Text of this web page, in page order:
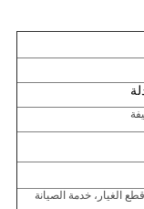
الغيار، خدمة الصيانة